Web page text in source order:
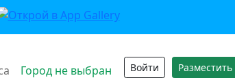
Город не выбран Войти Разместить